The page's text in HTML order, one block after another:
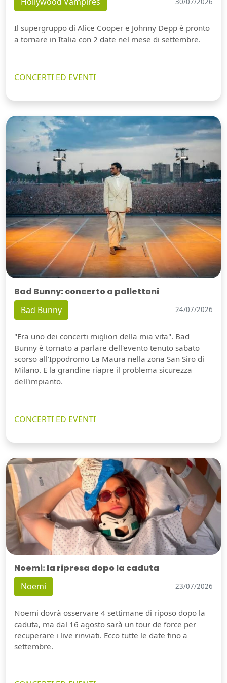
Il supergruppo di Alice Cooper e Johnny Depp è pronto
a tornare in Italia con 2 date nel mese di settembre.
CONCERTI ED EVENTI
Bad Bunny: concerto a pallettoni
Bad Bunny 24/07/2026
"Era uno dei concerti migliori della mia vita". Bad
Bunny è tornato a parlare dell'evento tenuto sabato
scorso all'Ippodromo La Maura nella zona San Siro di
Milano. E la grandine riapre il problema sicurezza
dell'impianto.
CONCERTI ED EVENTI
Noemi: la ripresa dopo la caduta
Noemi 23/07/2026
Noemi dovrà osservare 4 settimane di riposo dopo la
caduta, ma dal 16 agosto sarà un tour de force per
recuperare i live rinviati. Ecco tutte le date fino a
settembre.